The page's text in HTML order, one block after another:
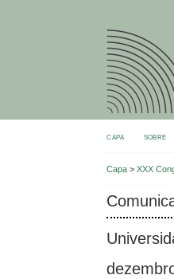
CAPA SOBRE
Capa >XXX